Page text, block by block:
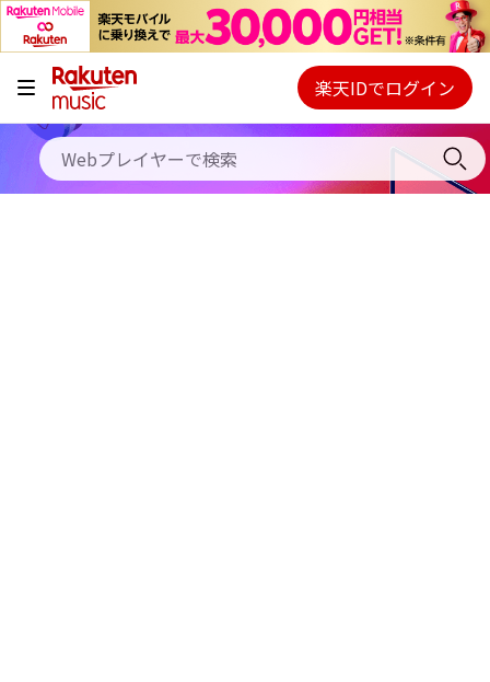
キャンペーン
料金プラン
使い方
Webプレイヤー
ご契約内容の確認・変更
楽天IDでログイン